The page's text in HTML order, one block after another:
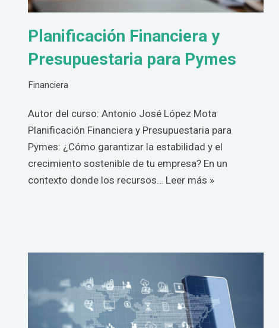
Planificación Financiera y
Presupuestaria para Pymes
Financiera
Autor del curso: Antonio José López Mota
Planificación Financiera y Presupuestaria para
Pymes: ¿Cómo garantizar la estabilidad y el
crecimiento sostenible de tu empresa? En un
contexto donde los recursos… Leer más »